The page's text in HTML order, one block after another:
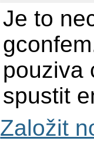
Je to
pouziva
spustit
Založit